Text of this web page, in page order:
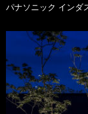
パナソニック インダ